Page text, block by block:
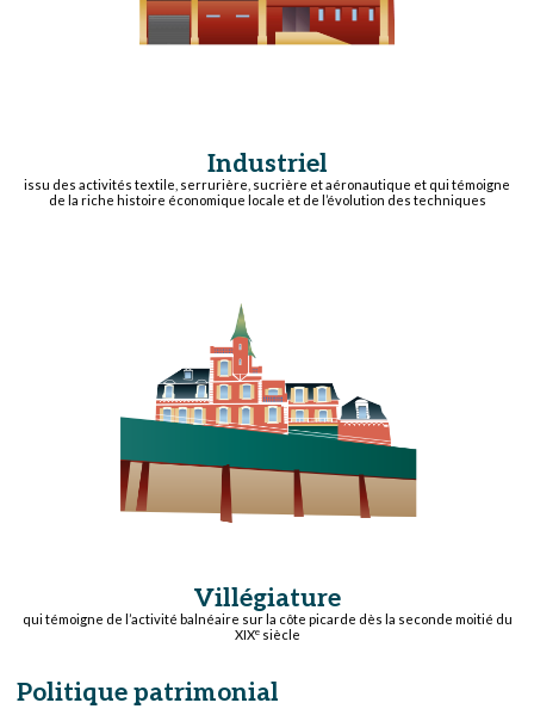
Industriel
issu des activités textile, serrurière, sucrière et aéronautique et qui témoigne
de la riche histoire économique locale et de l’évolution des techniques
Villégiature
qui témoigne de l’activité balnéaire sur la côte picarde dès la seconde moitié du
XIXesiècle
Politique patrimonial